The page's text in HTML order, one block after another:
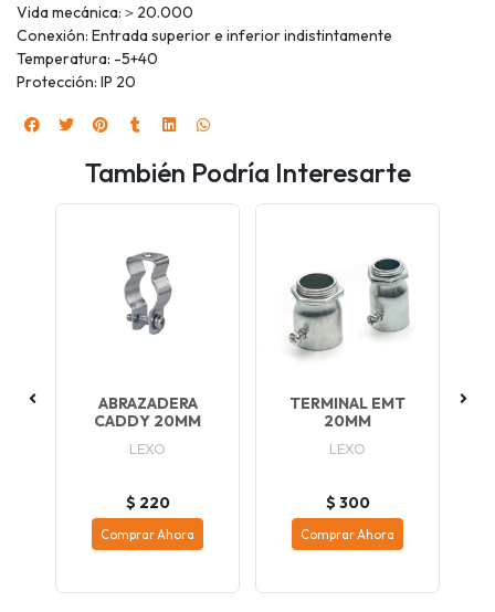
Vida mecánica:＞20.000
Conexión: Entrada superior e inferior indistintamente
Temperatura: -5+40
Protección: IP 20
También Podría Interesarte
ABRAZADERA
CADDY 20MM
LEXO
$ 220
Comprar Ahora
TERMINAL EMT
20MM
LEXO
$ 300
Comprar Ahora